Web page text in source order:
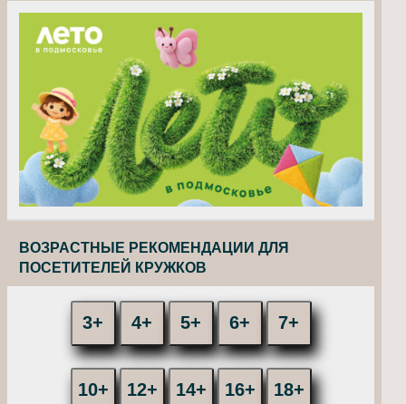
ВОЗРАСТНЫЕ РЕКОМЕНДАЦИИ ДЛЯ
ПОСЕТИТЕЛЕЙ КРУЖКОВ
3+ 4+ 5+ 6+ 7+
10+ 12+ 14+ 16+ 18+